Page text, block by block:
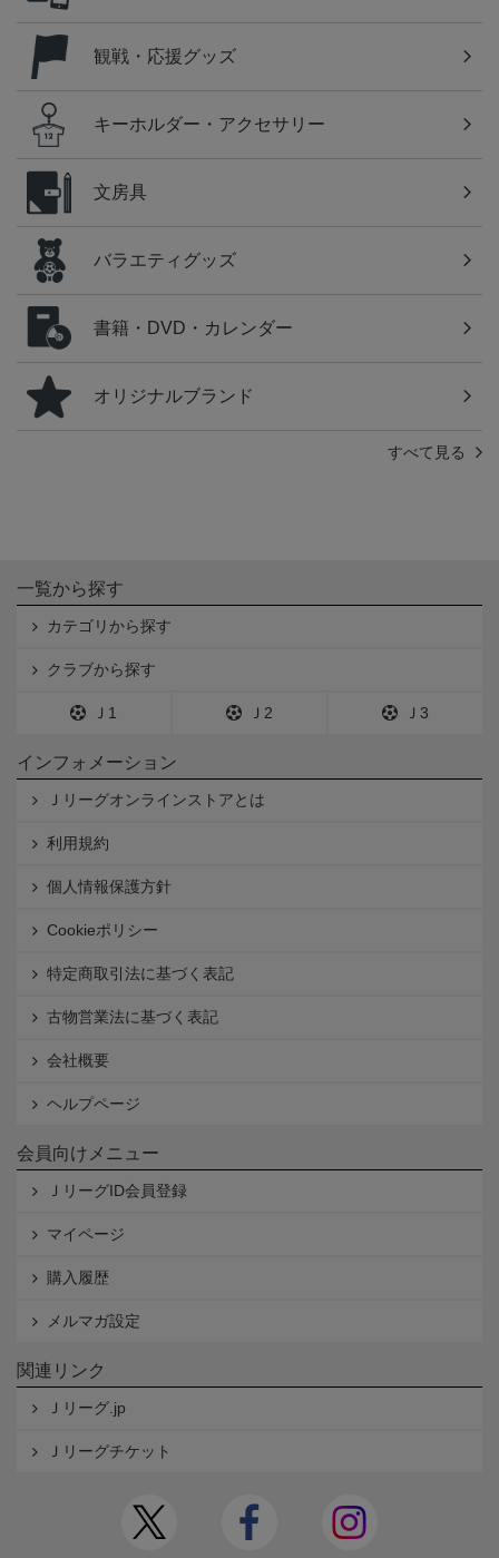
観戦・応援グッズ
キーホルダー・アクセサリー
文房具
バラエティグッズ
書籍・DVD・カレンダー
オリジナルブランド
すべて見る
一覧から探す
カテゴリから探す
クラブから探す
Ｊ1 Ｊ2 Ｊ3
インフォメーション
Ｊリーグオンラインストアとは
利用規約
個人情報保護方針
Cookieポリシー
特定商取引法に基づく表記
古物営業法に基づく表記
会社概要
ヘルプページ
会員向けメニュー
ＪリーグID会員登録
マイページ
購入履歴
メルマガ設定
関連リンク
Ｊリーグ.jp
Ｊリーグチケット